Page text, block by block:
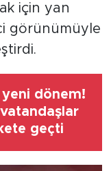
için yan
görünümüyle
yeni dönem!
vatandaşlar
geçti